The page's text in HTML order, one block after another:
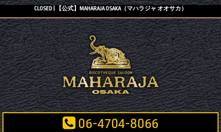
CLOSED | 【公式】MAHARAJA OSAKA（マハラジャ オオサカ）
06-4704-8066